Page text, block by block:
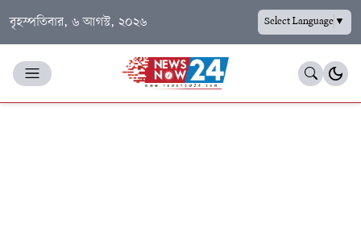
বৃহস্পতিবার, ৬ আগস্ট, ২০২৬ Select Language▼